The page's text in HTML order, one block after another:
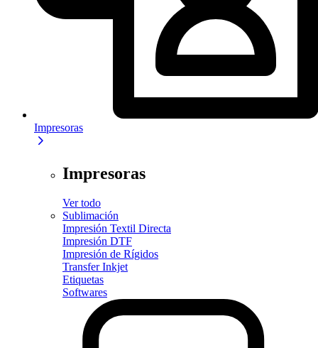
Impresoras
Impresoras
Ver todo
Sublimación
Impresión Textil Directa
Impresión DTF
Impresión de Rígidos
Transfer Inkjet
Etiquetas
Softwares